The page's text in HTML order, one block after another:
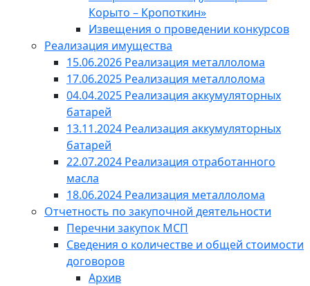
Корыто – Кропоткин»
Извещения о проведении конкурсов
Реализация имущества
15.06.2026 Реализация металлолома
17.06.2025 Реализация металлолома
04.04.2025 Реализация аккумуляторных
батарей
13.11.2024 Реализация аккумуляторных
батарей
22.07.2024 Реализация отработанного
масла
18.06.2024 Реализация металлолома
Отчетность по закупочной деятельности
Перечни закупок МСП
Сведения о количестве и общей стоимости
договоров
Архив